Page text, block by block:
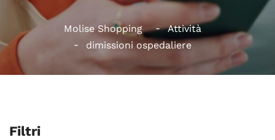
Molise Shopping
Attività
dimissioni ospedaliere
Filtri